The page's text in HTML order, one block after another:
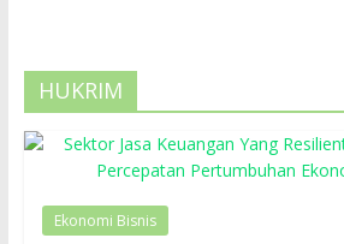
HUKRIM
Ekonomi Bisnis